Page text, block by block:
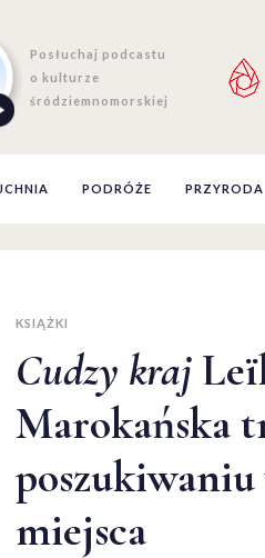
Posłuchaj podcastu
o kulturze
śródziemnomorskiej
PODRÓŻE PRZYRODA
KSIĄŻKI
Cudzy kraj
Marokańska
poszukiwaniu
miejsca